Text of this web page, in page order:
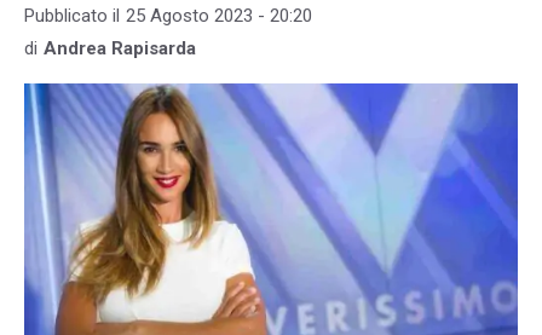
Pubblicato il 25 Agosto 2023 - 20:20
di Andrea Rapisarda